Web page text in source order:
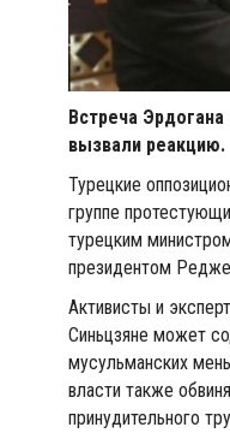
Встреча
вызвали реакцию.
Турецкие
группе
турецким
президентом
Активисты и
Синьцзяне может
мусульманских
власти также
принудительного